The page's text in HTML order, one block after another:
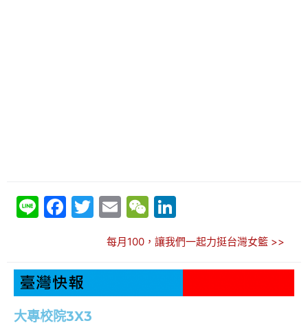
Li F
e
b
o
T
itt
er
E
ai
l
W
C
h
at
k
e
dI
每月100，讓我們一起力挺台灣女籃 >>
大專校院3X3